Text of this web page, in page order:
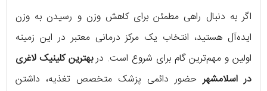
اگر به دنبال راهی مطمئن برای کاهش وزن و رسیدن به وزن
ایده‌آل هستید، انتخاب یک مرکز درمانی معتبر در این زمینه
اولین و مهم‌ترین گام برای شروع است. دربهترین کلینیک لاغری
در اسلامشهرحضور دائمی پزشک متخصص تغذیه، داشتن